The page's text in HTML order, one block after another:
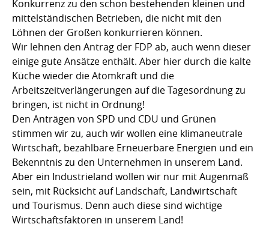
Konkurrenz zu den schon bestehenden kleinen und
mittelständischen Betrieben, die nicht mit den
Löhnen der Großen konkurrieren können.
Wir lehnen den Antrag der FDP ab, auch wenn dieser
einige gute Ansätze enthält. Aber hier durch die kalte
Küche wieder die Atomkraft und die
Arbeitszeitverlängerungen auf die Tagesordnung zu
bringen, ist nicht in Ordnung!
Den Anträgen von SPD und CDU und Grünen
stimmen wir zu, auch wir wollen eine klimaneutrale
Wirtschaft, bezahlbare Erneuerbare Energien und ein
Bekenntnis zu den Unternehmen in unserem Land.
Aber ein Industrieland wollen wir nur mit Augenmaß
sein, mit Rücksicht auf Landschaft, Landwirtschaft
und Tourismus. Denn auch diese sind wichtige
Wirtschaftsfaktoren in unserem Land!